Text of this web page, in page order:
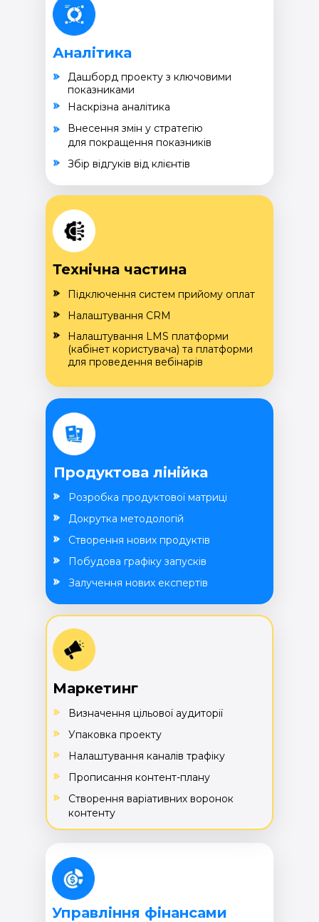
Управління фінансами
Аналітика
Дашборд проекту з ключовими
показниками
Внесення змін у стратегію
для покращення показників
Збір відгуків від клієнтів
Наскрізна аналітика
Технічна частина
Підключення систем прийому оплат
Налаштування LMS платформи
(кабінет користувача) та платформи
для проведення вебінарів
Налаштування CRM
Продуктова лінійка
Розробка продуктової матриці
Створення нових продуктів
Докрутка методологій
Побудова графіку запусків
Залучення нових експертів
Маркетинг
Визначення цільової аудиторії
Налаштування каналів трафіку
Створення варіативних воронок
контенту
Упаковка проекту
Прописання контент-плану